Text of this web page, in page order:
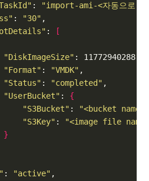
:
"import-ami-<자동으로
: "30"
:
[
"DiskImageSize"
"Format" : "VMDK"
"Status" : "completed"
"UserBucket" : {
"S3Bucket" :
"<bucket name>"
"S3Key" :
"<image file
}
: "active"